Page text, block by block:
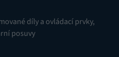
díly a ovládací prvky,
posuvy